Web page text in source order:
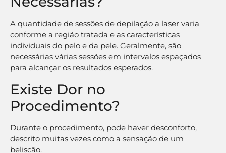
A quantidade de sessões de depilação a laser varia
conforme a região tratada e as características
individuais do pelo e da pele. Geralmente, são
necessárias várias sessões em intervalos espaçados
para alcançar os resultados esperados.
Existe Dor no
Procedimento?
Durante o procedimento, pode haver desconforto,
descrito muitas vezes como a sensação de um
beliscão.